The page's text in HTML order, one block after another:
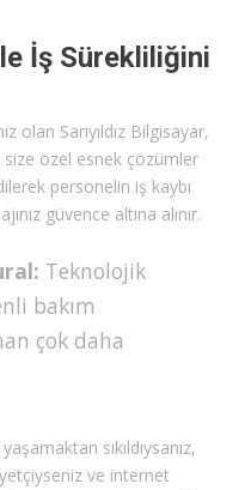
İş Sürekliliğini
olan Sarıyıldız Bilgisayar,
özel esnek çözümler
personelin iş kaybı
güvence altına alınır.
Teknolojik
bakım
çok daha
sıkıldıysanız,
ve internet